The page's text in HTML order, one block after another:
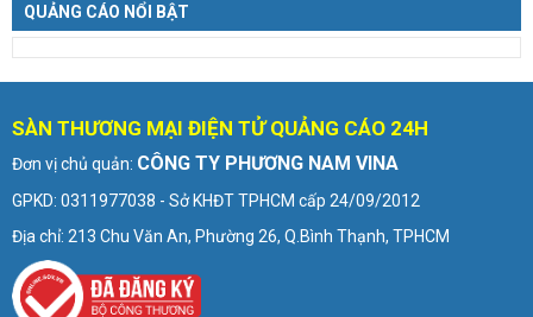
QUẢNG CÁO NỔI BẬT
SÀN THƯƠNG MẠI ĐIỆN TỬ QUẢNG CÁO 24H
Đơn vị chủ quản: CÔNG TY PHƯƠNG NAM VINA
GPKD: 0311977038 - Sở KHĐT TPHCM cấp 24/09/2012
Địa chỉ: 213 Chu Văn An, Phường 26, Q.Bình Thạnh, TPHCM